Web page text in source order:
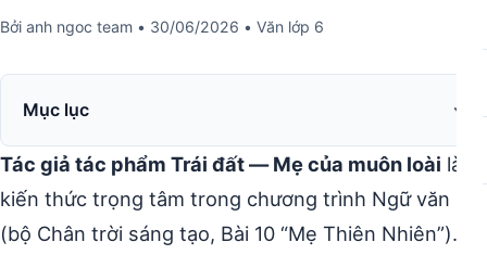
Bởi anh ngoc team • 30/06/2026 • Văn lớp 6
Mục lục
Tác giả tác phẩm Trái đất — Mẹ của muôn loài là
kiến thức trọng tâm trong chương trình Ngữ văn 6
(bộ Chân trời sáng tạo, Bài 10 “Mẹ Thiên Nhiên”).